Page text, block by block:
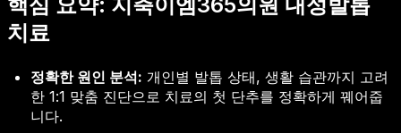
핵심 요약: 지축이엠365의원 내성발톱
치료
정확한 원인 분석: 개인별 발톱 상태, 생활 습관까지 고려
한 1:1 맞춤 진단으로 치료의 첫 단추를 정확하게 꿰어줍
니다.